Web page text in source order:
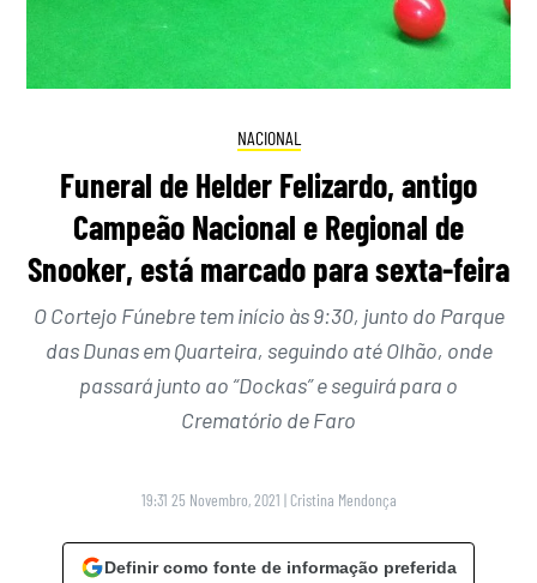
NACIONAL
Funeral de Helder Felizardo, antigo
Campeão Nacional e Regional de
Snooker, está marcado para sexta-feira
O Cortejo Fúnebre tem início às 9:30, junto do Parque
das Dunas em Quarteira, seguindo até Olhão, onde
passará junto ao “Dockas” e seguirá para o
Crematório de Faro
19:31 25 Novembro, 2021 | Cristina Mendonça
Definir como fonte de informação preferida